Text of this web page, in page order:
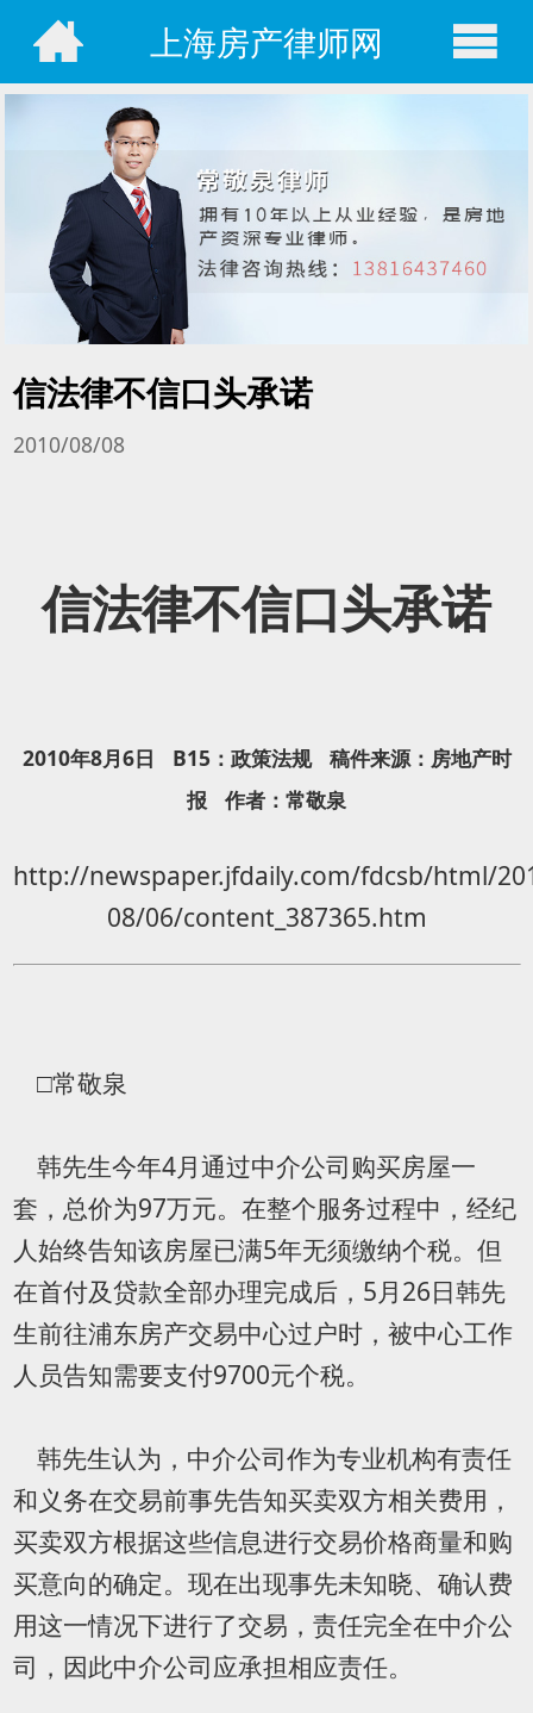
上海房产律师网
信法律不信口头承诺
2010/08/08
信法律不信口头承诺
2010年8月6日 B15：政策法规 稿件来源：房地产时
报 作者：常敬泉
http://newspaper.jfdaily.com/fdcsb/html/
08/06/content_387365.htm
□常敬泉
韩先生今年4月通过中介公司购买房屋一
套，总价为97万元。在整个服务过程中，经纪
人始终告知该房屋已满5年无须缴纳个税。但
在首付及贷款全部办理完成后，5月26日韩先
生前往浦东房产交易中心过户时，被中心工作
人员告知需要支付9700元个税。
韩先生认为，中介公司作为专业机构有责任
和义务在交易前事先告知买卖双方相关费用，
买卖双方根据这些信息进行交易价格商量和购
买意向的确定。现在出现事先未知晓、确认费
用这一情况下进行了交易，责任完全在中介公
司，因此中介公司应承担相应责任。